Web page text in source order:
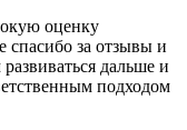
оценку
спасибо за отзывы и
дальше и
подходом